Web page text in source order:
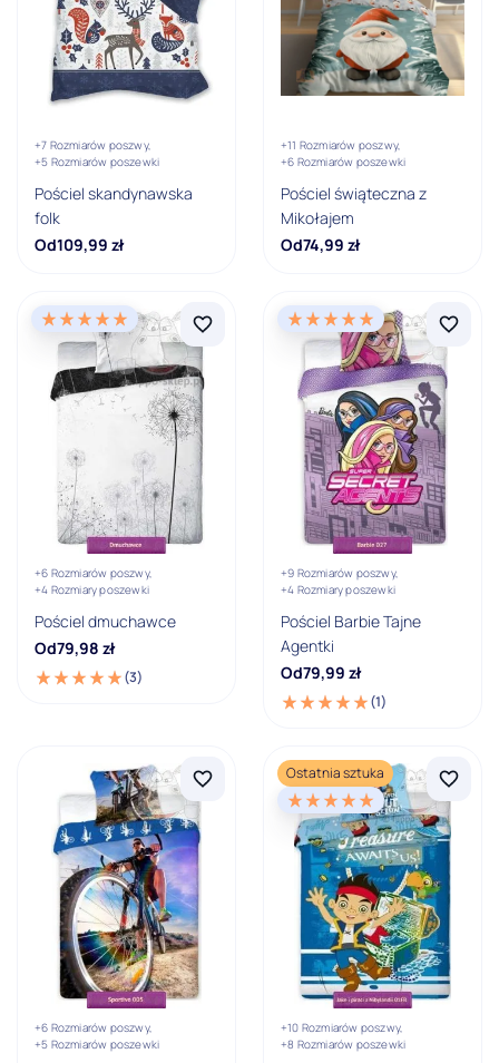
Bordowy
Brązowy
Czarny
Czerwony
Pokaż wszystkie
Marka
Amore
Barbie
Best Friends
Bob the Builder
Disney Cars
Disney Jake and the Never Land Pirates
Pokaż wszystkie
Materiał pościeli
100% bawełna
Dla dwojga
Dziecięcy
Florystyczny
Geometryczny
Gwiazdki
Pokaż wszystkie
+7 Rozmiarów poszwy,
+5 Rozmiarów poszewki
Pościel skandynawska
folk
Od109,99 zł
+11 Rozmiarów poszwy,
+6 Rozmiarów poszewki
Pościel świąteczna z
Mikołajem
Od74,99 zł
+6 Rozmiarów poszwy,
+4 Rozmiary poszewki
Pościel dmuchawce
Od79,98 zł
(3)
+9 Rozmiarów poszwy,
+4 Rozmiary poszewki
Pościel Barbie Tajne
Agentki
Od79,99 zł
(1)
+6 Rozmiarów poszwy,
+5 Rozmiarów poszewki
Ostatnia sztuka
+10 Rozmiarów poszwy,
+8 Rozmiarów poszewki